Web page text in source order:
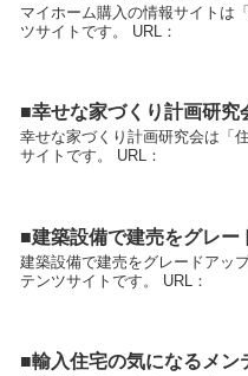
マイホーム購入の情報サイトは
ツサイトです。 URL：
■幸せな家づくり計画研究
幸せな家づくり計画研究会は「
サイトです。 URL：
■建築設備で建売をグレー
建築設備で建売をグレードアッ
テンツサイトです。 URL：
■輸入住宅の気になるメン